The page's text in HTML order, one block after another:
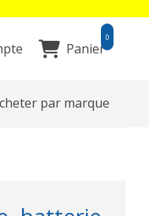
Panier
0
par marque